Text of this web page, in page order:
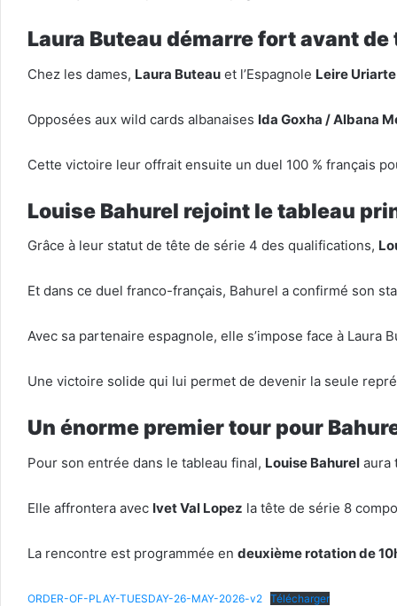
Laura Buteau démarre fort avant
Chez les dames, Laura Buteau et l’Espagnole Leire
Opposées aux wild cards albanaises Ida Goxha / Albana
Cette victoire leur offrait ensuite un duel 100 % français
Louise Bahurel rejoint le tableau
Grâce à leur statut de tête de série 4 des qualifications,
Et dans ce duel franco-français, Bahurel a confirmé son
Avec sa partenaire espagnole, elle s’impose face à
Une victoire solide qui lui permet de devenir la seule
Un énorme premier tour pour
Pour son entrée dans le tableau final, Louise Bahurel aura
Elle affrontera avec Ivet Val Lopez la tête de série 8
La rencontre est programmée en deuxième rotation de
ORDER-OF-PLAY-TUESDAY-26-MAY-2026-v2 Télécharger